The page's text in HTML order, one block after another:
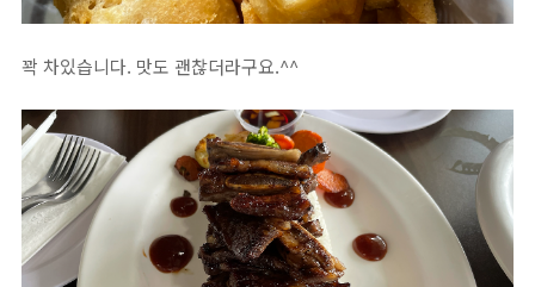
꽉 차있습니다. 맛도 괜찮더라구요.^^